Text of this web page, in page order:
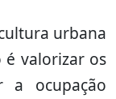
urbana
é valorizar os
a ocupação